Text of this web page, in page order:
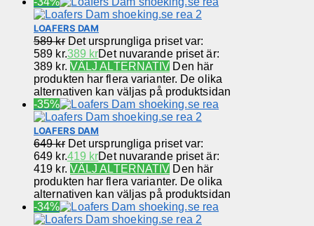
LOAFERS DAM
589kr Det ursprungliga priset var:
589 kr.389 krDet nuvarande priset är:
389 kr. VÄLJ ALTERNATIV Den här
produkten har flera varianter. De olika
alternativen kan väljas på produktsidan
-35%
LOAFERS DAM
649kr Det ursprungliga priset var:
649 kr.419 krDet nuvarande priset är:
419 kr. VÄLJ ALTERNATIV Den här
produkten har flera varianter. De olika
alternativen kan väljas på produktsidan
-34%